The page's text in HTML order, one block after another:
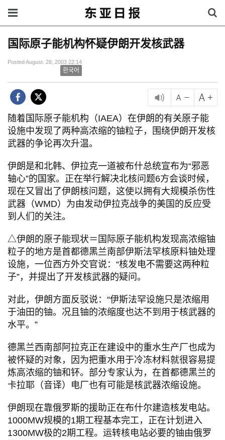
国际原子能机构怀疑伊朗开发核武器
Posted August. 28, 2003 22:14
한국어
随着国际原子能机构（IAEA）在伊朗的有关原子能
设施中发现了两种高浓缩的铀粒子，围绕伊朗开发核
武器的争论再次升温。
伊朗是和北韩、伊拉克一道被布什总统宣布为“邪恶
轴心”的国家。正在举行解决北核问题6方会谈时候，
现在又冒出了伊朗核问题，这使以拥有大规模杀伤性
武器（WMD）为由发动伊拉克战争的美国的反应受
到人们的关注。
△伊朗的原子能现状＝国际原子能机构发现高浓缩铀
粒子的地方是首都德黑兰南部伊斯法罕核原料铀处理
设施，一位西方外交官说：“核发电不需要这两种粒
子”，并提出了开发核武器的疑问。
对此，伊朗方面反驳说：“伊斯法罕设施只是浓缩用
于油田的铀。况且铀的浓缩度也达不到用于核武器的
水平。”
德黑兰西南部阿拉克正在建设中的重水生产厂也成为
被怀疑的对象，因为把重水用于冷冻材料就很容易提
炼高浓缩的铀和钚。部分专家认为，在首都德黑兰的
卡拉耶（音译）电厂也有可能是核武器浓缩设施。
伊朗现在靠俄罗斯的援助正在布什尔建造核发电站。
1000MW规模的1期工程基本完工，正在计划进入
1300MW极的2期工程。运转核电站必要的铀由俄罗